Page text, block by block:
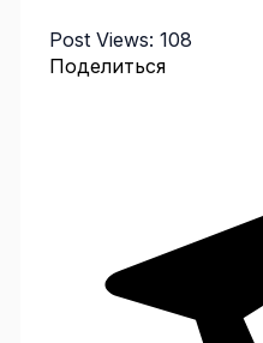
Post Views: 108
Поделиться